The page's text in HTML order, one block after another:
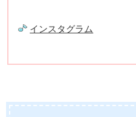
インスタグラム